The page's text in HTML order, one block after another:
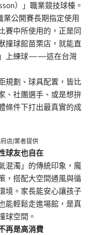
）」職業競技球檯。
公開賽長期指定使用
賽中所使用的，正是同
撞球館苗栗店，就能直
」上練球——這在台灣
規劃、球具配置，皆比
、社團選手、或是想拚
條件下打出最真實的成
店/業者提供
球友也自在
混濁」的傳統印象，魔
，搭配大空間通風與循
境。家長能安心讓孩子
能輕鬆走進場館，是真
球空間。
再是高消費